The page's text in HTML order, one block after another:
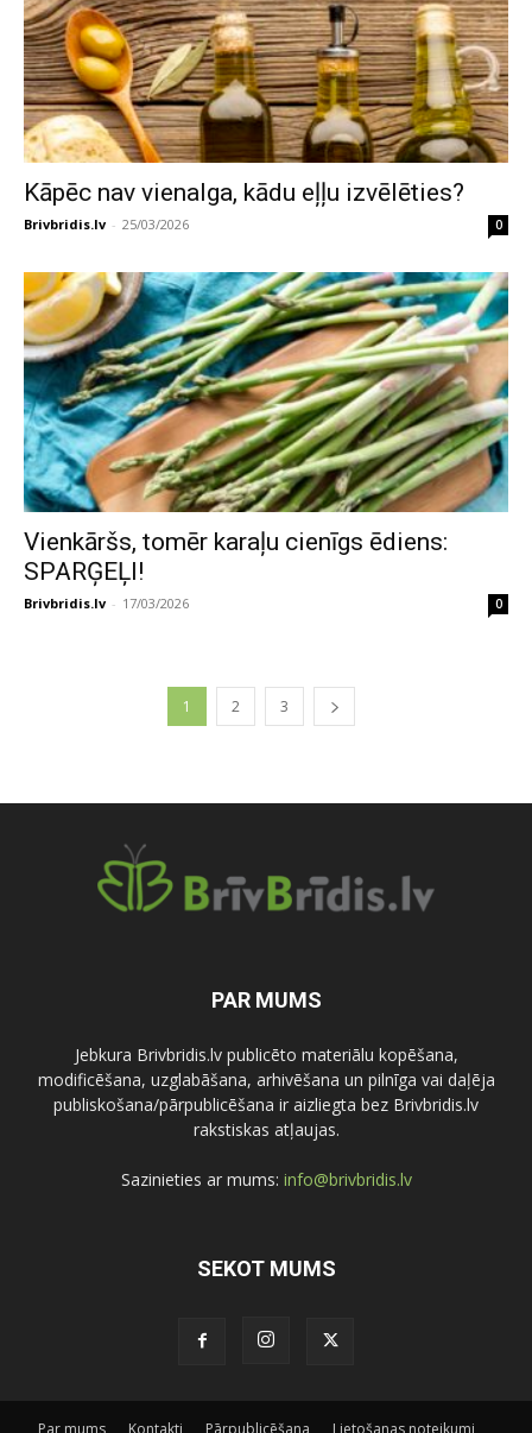
Kāpēc nav vienalga, kādu eļļu izvēlēties?
Brivbridis.lv - 25/03/2026 0
Vienkāršs, tomēr karaļu cienīgs ēdiens:
SPARĢEĻI!
Brivbridis.lv - 17/03/2026 0
1 2 3
PAR MUMS
Jebkura Brivbridis.lv publicēto materiālu kopēšana,
modificēšana, uzglabāšana, arhivēšana un pilnīga vai daļēja
publiskošana/pārpublicēšana ir aizliegta bez Brivbridis.lv
rakstiskas atļaujas.
Sazinieties ar mums: info@brivbridis.lv
SEKOT MUMS